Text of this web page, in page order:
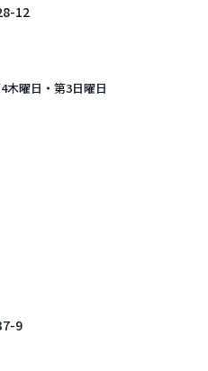
12
木曜日・第3日曜日
9